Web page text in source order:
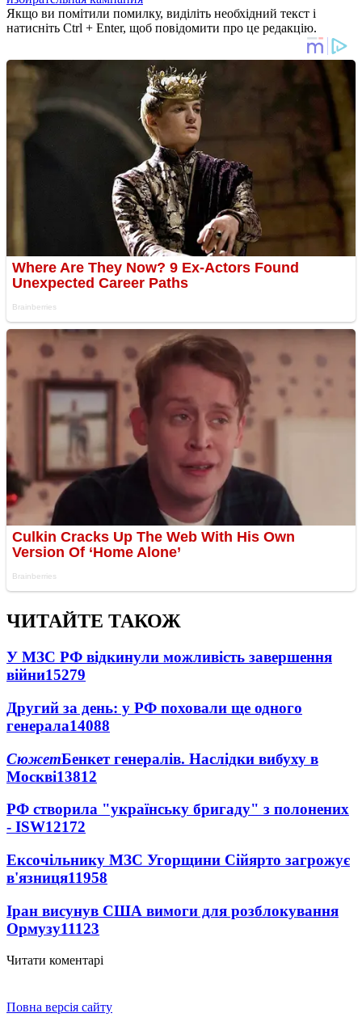
Якщо ви помітили помилку, виділіть необхідний текст і
натисніть Ctrl + Enter, щоб повідомити про це редакцію.
ЧИТАЙТЕ ТАКОЖ
У МЗС РФ відкинули можливість завершення
війни15279
Другий за день: у РФ поховали ще одного
генерала14088
СюжетБенкет генералів. Наслідки вибуху в
Москві13812
РФ створила "українську бригаду" з полонених
- ISW12172
Ексочільнику МЗС Угорщини Сійярто загрожує
в'язниця11958
Іран висунув США вимоги для розблокування
Ормузу11123
Читати коментарі
Повна версія сайту